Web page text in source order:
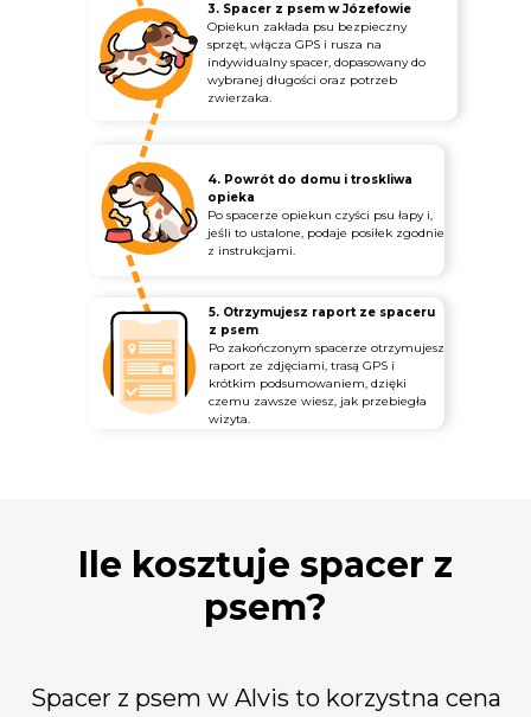
3. Spacer z psem w Józefowie
Opiekun zakłada psu bezpieczny
sprzęt, włącza GPS i rusza na
indywidualny spacer, dopasowany do
wybranej długości oraz potrzeb
zwierzaka.
4. Powrót do domu i troskliwa
opieka
Po spacerze opiekun czyści psu łapy i,
jeśli to ustalone, podaje posiłek zgodnie
z instrukcjami.
5. Otrzymujesz raport ze spaceru
z psem
Po zakończonym spacerze otrzymujesz
raport ze zdjęciami, trasą GPS i
krótkim podsumowaniem, dzięki
czemu zawsze wiesz, jak przebiegła
wizyta.
Ile kosztuje spacer z
psem?
Spacer z psem w Alvis to korzystna cena